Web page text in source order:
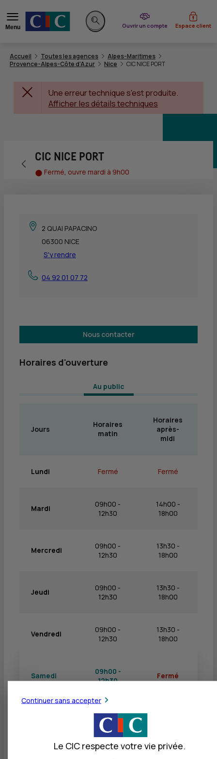
Menu
Rechercher sur le site
Ouvrir un compte
du CIC Espace client
Accueil Toutes les agences
Alpes-Maritimes
Provence-Alpes-Côte d'Azur
Nice CIC NICE PORT
Une erreur technique s'est produite.
Afficher les détails techniques
Retour vers la page précédente
CIC NICE PORT
Fermé, ouvre mardi à 9h00
2 QUAI PAPACINO
06300 NICE
S'y rendre
04 92 01 07 72
Nous contacter
Horaires d'ouverture
Au public
Jours
Horaires
matin
Horaires
après-
midi
Lundi Fermé Fermé
Mardi
09h00 -
12h30
14h00 -
18h00
Mercredi
09h00 -
12h30
13h30 -
18h00
Jeudi
09h00 -
12h30
13h30 -
18h00
Vendredi
09h00 -
12h30
13h30 -
18h00
Samedi
09h00 -
12h30
Fermé
Fermé
Continuer sans accepter
Le CIC respecte votre vie privée.